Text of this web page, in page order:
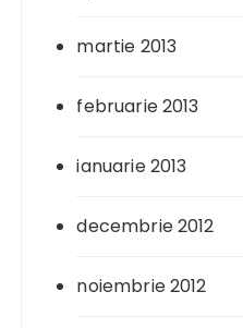
martie 2013
februarie 2013
ianuarie 2013
decembrie 2012
noiembrie 2012